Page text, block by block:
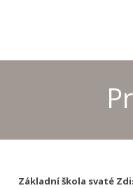
Základní škola svaté